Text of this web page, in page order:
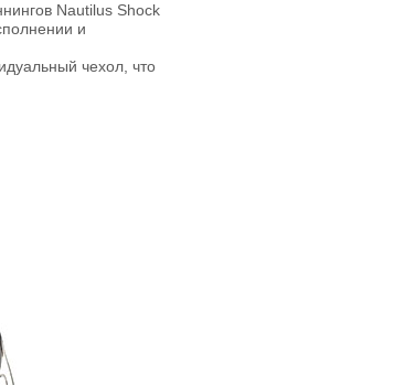
Nautilus Shock
и
чехол, что